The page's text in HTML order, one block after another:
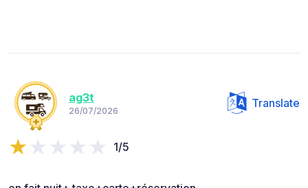
ag3t
26/07/2026
Translate
1/5